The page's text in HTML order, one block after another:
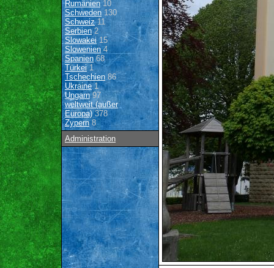
Rumänien10
Schweden 130
Schweiz11
Serbien2
Slowakei15
Slowenien4
Spanien68
Türkei1
Tschechien 86
Ukraine1
Ungarn97
weltweit (außer
Europa)378
Zypern8
Administration